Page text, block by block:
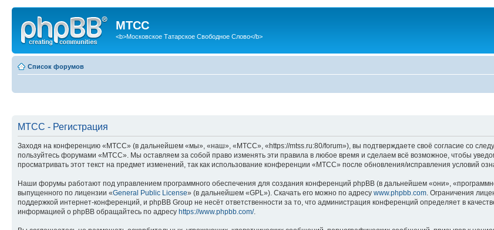
МТСС
<b>Московское Татарское Свободное Слово</b>
Список форумов
МТСС - Регистрация
Заходя на конференцию «МТСС» (в дальнейшем «мы», «наш», «МТСС», «https://mtss.ru:80/forum»), вы подтверждаете своё согласие со
пользуйтесь форумами «МТСС». Мы оставляем за собой право изменять эти правила в любое время и сделаем всё возможное, чтобы
просматривать этот текст на предмет изменений, так как использование конференции «МТСС» после обновления/исправления условий
Наши форумы работают под управлением программного обеспечения для создания конференций phpBB (в дальнейшем «они»,
выпущенного по лицензии «General Public License» (в дальнейшем «GPL»). Скачать его можно по адресу www.phpbb.com. Ограничения
поддержкой интернет-конференций, и phpBB Group не несёт ответственности за то, что администрация конференций определяет в
информацией о phpBB обращайтесь по адресу https://www.phpbb.com/.